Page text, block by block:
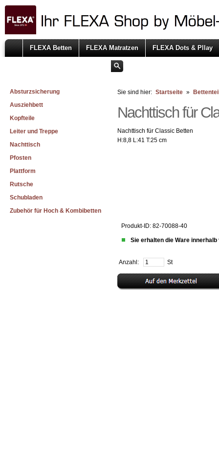
FLEXA Betten FLEXA Matratzen FLEXA Dots & Pllay
Absturzsicherung
Ausziehbett
Kopfteile
Leiter und Treppe
Nachttisch
Pfosten
Plattform
Rutsche
Schubladen
Zubehör für Hoch & Kombibetten
Sie sind hier: Startseite »
Nachttisch für
Nachttisch für Classic Betten
H:8,8 L:41 T:25 cm
Produkt-ID: 82-70088-40
Sie erhalten die Ware
Anzahl: St